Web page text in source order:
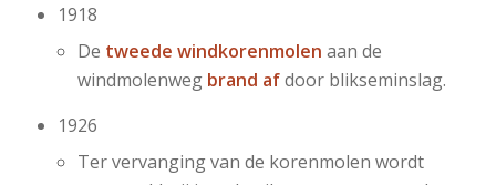
1918
De tweede windkorenmolen aan de
windmolenweg brand afdoor blikseminslag.
1926
Ter vervanging van de korenmolen wordt